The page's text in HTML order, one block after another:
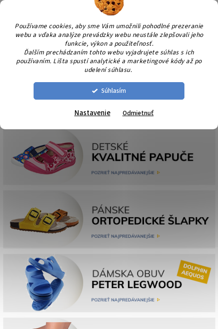
Používame cookies, aby sme Vám umožnili pohodlné prezeranie
webu a vďaka analýze prevádzky webu neustále zlepšovali jeho
funkcie, výkon a použiteľnosť.
Ďalším prechádzaním tohto webu vyjadrujete súhlas s ich
používaním. Lišta spustí analytické a marketingové kódy až po
udelení súhlasu.
Súhlasím
Nastavenie Odmietnuť
Prejsť
obsah